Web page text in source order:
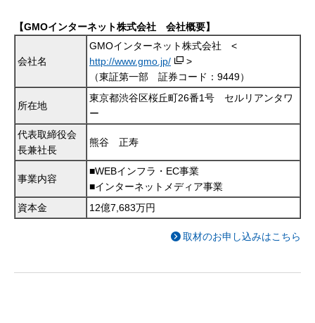
【GMOインターネット株式会社 会社概要】
会社名
GMOインターネット株式会社 <
http://www.gmo.jp/
>
（東証第一部 証券コード：9449）
所在地
東京都渋谷区桜丘町26番1号 セルリアンタワ
ー
代表取締役会
長兼社長
熊谷 正寿
事業内容
■WEBインフラ・EC事業
■インターネットメディア事業
資本金
12億7,683万円
取材のお申し込みはこちら